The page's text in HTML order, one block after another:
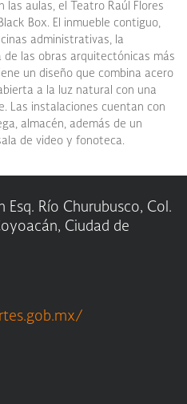
las aulas, el Teatro Raúl Flores
Box. El inmueble contiguo,
administrativas, la
las obras arquitectónicas más
un diseño que combina acero
a la luz natural con una
almacén, además de un
de video y fonoteca.
Río Churubusco, Col.
Ciudad de